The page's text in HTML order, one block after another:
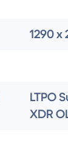
1290 x
LTPO
XDR